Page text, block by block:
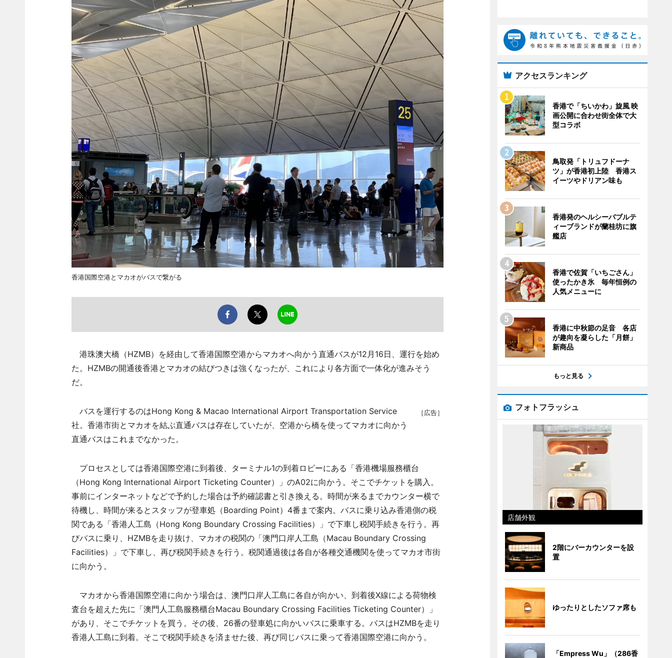
香港国際空港とマカオがバスで繋がる
港珠澳大橋（HZMB）を経由して香港国際空港からマカオへ向かう直通バスが12月16日、運行を始め
た。HZMBの開通後香港とマカオの結びつきは強くなったが、これにより各方面で一体化が進みそう
だ。
［広告］
バスを運行するのはHong Kong & Macao International Airport Transportation Service
社。香港市街とマカオを結ぶ直通バスは存在していたが、空港から橋を使ってマカオに向かう
直通バスはこれまでなかった。
プロセスとしては香港国際空港に到着後、ターミナル1の到着ロビーにある「香港機場服務櫃台
（Hong Kong International Airport Ticketing Counter）」のA02に向かう。そこでチケットを購入。
事前にインターネットなどで予約した場合は予約確認書と引き換える。時間が来るまでカウンター横で
待機し、時間が来るとスタッフが登車処（Boarding Point）4番まで案内。バスに乗り込み香港側の税
関である「香港人工島（Hong Kong Boundary Crossing Facilities）」で下車し税関手続きを行う。再
びバスに乗り、HZMBを走り抜け、マカオの税関の「澳門口岸人工島（Macau Boundary Crossing
Facilities）」で下車し、再び税関手続きを行う。税関通過後は各自が各種交通機関を使ってマカオ市街
に向かう。
マカオから香港国際空港に向かう場合は、澳門口岸人工島に各自が向かい、到着後X線による荷物検
査台を超えた先に「澳門人工島服務櫃台Macau Boundary Crossing Facilities Ticketing Counter）」
があり、そこでチケットを買う。その後、26番の登車処に向かいバスに乗車する。バスはHZMBを走り
香港人工島に到着。そこで税関手続きを済ませた後、再び同じバスに乗って香港国際空港に向かう。
アクセスランキング
香港で「ちいかわ」旋風 映
画公開に合わせ街全体で大
型コラボ
鳥取発「トリュフドーナ
ツ」が香港初上陸 香港ス
イーツやドリアン味も
香港発のヘルシーバブルテ
ィーブランドが蘭桂坊に旗
艦店
香港で佐賀「いちごさん」
使ったかき氷 毎年恒例の
人気メニューに
香港に中秋節の足音 各店
が趣向を凝らした「月餅」
新商品
もっと見る
フォトフラッシュ
店舗外観
2階にバーカウンターを設
置
ゆったりとしたソファ席も
「Empress Wu」（286香